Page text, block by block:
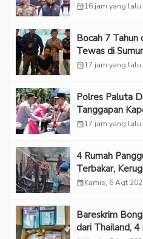
calendar_month16 jam yang lalu
Bocah 7
Tewas di
Kekerasan
calendar_month17 jam yang lalu
Polres Paluta
Tanggapan
calendar_month17 jam yang lalu
‎4 Rumah
Terbakar,
calendar_monthKamis, 6 Agt
Bareskrim
dari Thailand,